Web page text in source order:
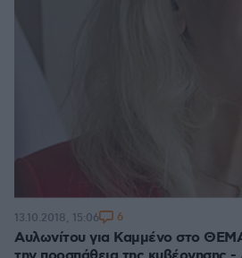
Αυλωνίτου για Καμμένο στο
13.10.2018, 15:06 6